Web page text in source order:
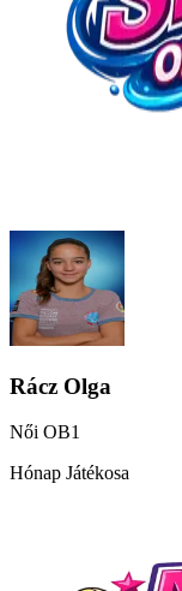
Rácz Olga
Női OB1
Hónap Játékosa